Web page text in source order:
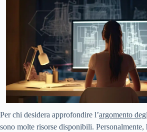
Per chi desidera approfondire l’argomento
sono molte risorse disponibili.